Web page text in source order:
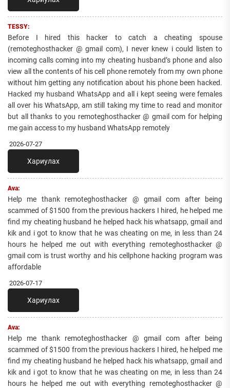
TESSY:
Before I hired this hacker to catch a cheating spouse
(remoteghosthacker @ gmail com), I never knew i could listen to
incoming calls coming into my cheating husband’s phone and also
view all the contents of his cell phone remotely from my own phone
without him getting any notification about his phone been hacked.
Hacked my husband WhatsApp and all i kept seeing were females
all over his WhatsApp, am still taking my time to read and monitor
but all thanks to you remoteghosthacker @ gmail com for helping
me gain access to my husband WhatsApp remotely
2026-07-27
Хариулах
Ava:
Help me thank remoteghosthacker @ gmail com after being
scammed of $1500 from the previous hackers I hired, he helped me
find my cheating husband he helped hack his whatsapp, gmail and
kik and i got to know that he was cheating on me, in less than 24
hours he helped me out with everything remoteghosthacker @
gmail com is trust worthy and his cellphone hacking program was
affordable
2026-07-17
Хариулах
Ava:
Help me thank remoteghosthacker @ gmail com after being
scammed of $1500 from the previous hackers I hired, he helped me
find my cheating husband he helped hack his whatsapp, gmail and
kik and i got to know that he was cheating on me, in less than 24
hours he helped me out with everything remoteghosthacker @